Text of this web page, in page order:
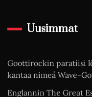
Uusimmat
Goottirockin paratiisi
kantaa nimeä Wave-
Englannin The Great